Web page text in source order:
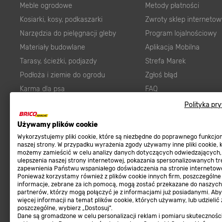
Polityka
Używamy plików cookie
Wykorzystujemy pliki cookie, które są niezbędne do poprawnego
naszej strony. W przypadku wyrażenia zgody używamy inne pliki cookie,
możemy zamieścić w celu analizy danych dotyczących odwiedzających,
ulepszenia naszej strony internetowej, pokazania spersonalizowanych
zapewnienia Państwu wspaniałego doświadczenia na stronie
Ponieważ korzystamy również z plików cookie innych firm, poszczególne
informacje, zebrane za ich pomocą, mogą zostać przekazane do naszych
partnerów, którzy mogą połączyć je z informacjami już posiadanymi.
więcej informacji na temat plików cookie, których używamy, lub udzielić
poszczególne, wybierz „Dostosuj”.
Dane są gromadzone w celu personalizacji reklam i pomiaru
Meble ogrodowe
Kosiarki, kosy, podkaszarki
Narzędzia do pielęgnacji gleby
Materiały budowlane
Tarasy, ścieżki, podjazdy
Podłoża i ziemie do ogrodu
Karma dla psa
Farby wewnętrzne białe
Elektryka
Panele
Elektronarzędzia
Płytki
Panele podłogowe
Płyty OSB/HDF
Grabie do ogrodu
Metody płatności
Zwroty sklep
Program lojalnościowy
Aplikacja Mobilna
Strefa Marek
Zgłoś błąd
FAQ
Prawny obowiązek
Regulaminy
Regulaminy
Polityka prywatności